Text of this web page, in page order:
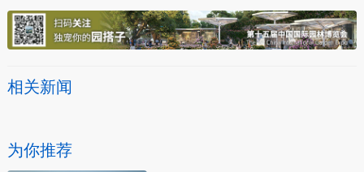
相关新闻
为你推荐